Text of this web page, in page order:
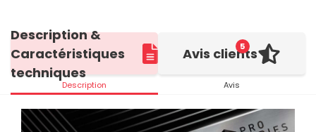
Description &
Caractéristiques
techniques
Description
5
Avis clients
Avis